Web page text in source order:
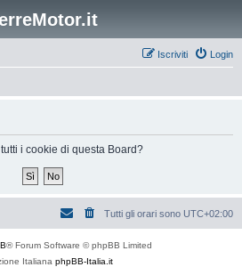
Login
Iscriviti
i cookie di questa Board?
Tutti gli orari sono UTC+02:00
® Forum Software © phpBB Limited
Italiana phpBB-Italia.it